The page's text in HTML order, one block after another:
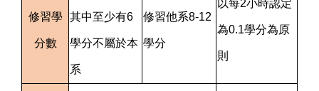
修習學
分數
其中至少有6
學分不屬於本
系
修習他系8-12
學分
以每2小時認定
為0.1學分為原
則